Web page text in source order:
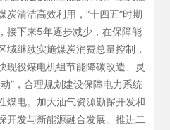
清洁高效利用，“十四五”时期
接下来5年逐步减少，在保障能
域继续实施煤炭消费总量控制，
现役煤电机组节能降碳改造、灵
”，合理规划建设保障电力系统
煤电。加大油气资源勘探开发和
开发与新能源融合发展。推进二